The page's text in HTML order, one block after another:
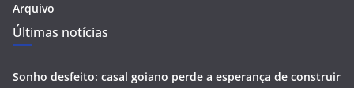
Arquivo
Últimas notícias
Sonho desfeito: casal goiano perde a esperança de construir